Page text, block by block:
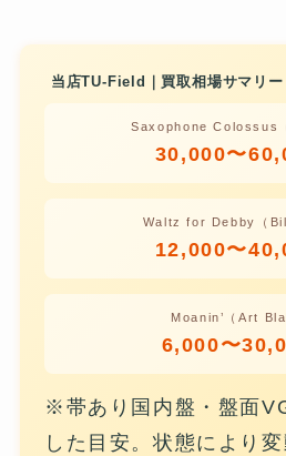
当店TU-Field｜買取相場サマリー
Saxophone Colossus
30,000〜
Waltz for Debby（
12,000〜
Moanin’（Art
6,000〜
※帯あり国内盤・盤面
した目安。状態により変